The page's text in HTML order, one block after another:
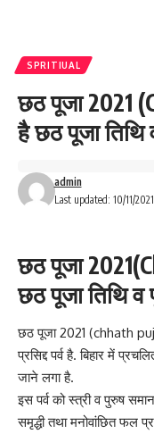
SPRITIUAL
छठ पूजा 2021
है छठ पूजा तिथि
Last updated: 10/11/
admin
छठ पूजा 2021(
छठ पूजा तिथि व
छठ पूजा 2021 (chhath puja
प्रसिद्द पर्व है. बिहार में
जाने लगा है.
इस पर्व को स्त्री व पुरुष
समृद्धी तथा मनोवांछित फल